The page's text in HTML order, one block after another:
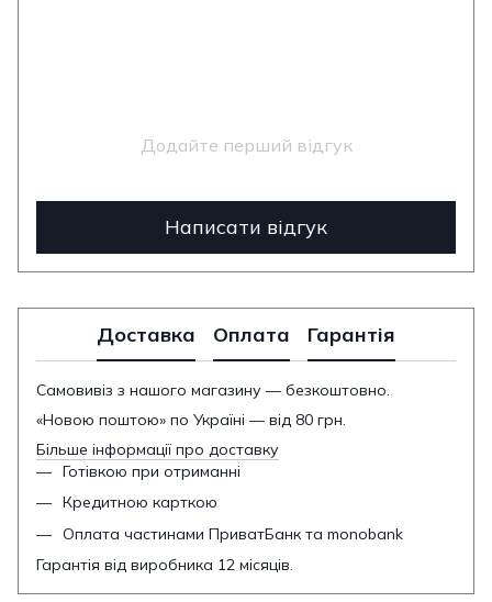
Додайте перший відгук
Написати відгук
Доставка Оплата Гарантія
Самовивіз з нашого магазину — безкоштовно.
«Новою поштою» по Україні — від 80 грн.
Більше інформації про доставку
Готівкою при отриманні
Кредитною карткою
Оплата частинами ПриватБанк та monobank
Гарантія від виробника 12 місяців.